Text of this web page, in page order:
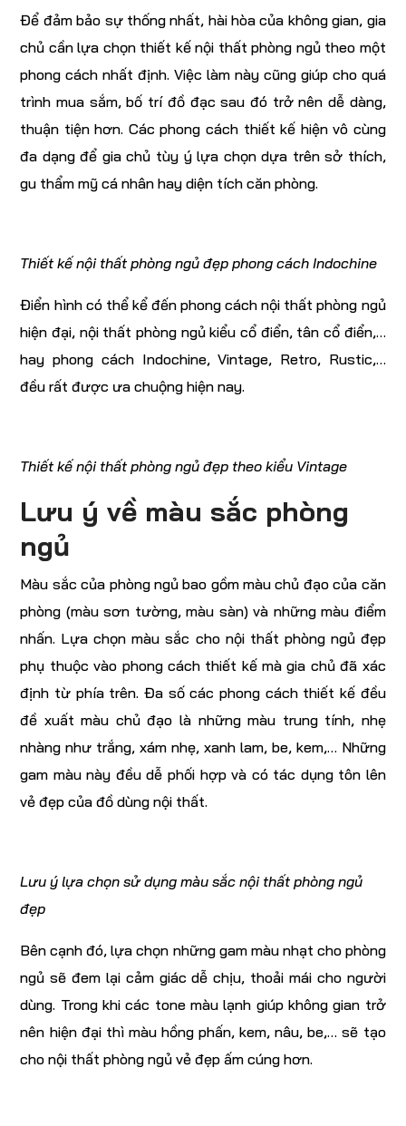
Để đảm bảo sự thống nhất, hài hòa của không gian, gia
chủ cần lựa chọn thiết kế nội thất phòng ngủ theo một
phong cách nhất định. Việc làm này cũng giúp cho quá
trình mua sắm, bố trí đồ đạc sau đó trở nên dễ dàng,
thuận tiện hơn. Các phong cách thiết kế hiện vô cùng
đa dạng để gia chủ tùy ý lựa chọn dựa trên sở thích,
gu thẩm mỹ cá nhân hay diện tích căn phòng.
Thiết kế nội thất phòng ngủ đẹp phong cách Indochine
Điển hình có thể kể đến phong cách nội thất phòng ngủ
hiện đại, nội thất phòng ngủ kiểu cổ điển, tân cổ điển,…
hay phong cách Indochine, Vintage, Retro, Rustic,…
đều rất được ưa chuộng hiện nay.
Thiết kế nội thất phòng ngủ đẹp theo kiểu Vintage
Lưu ý về màu sắc phòng
ngủ
Màu sắc của phòng ngủ bao gồm màu chủ đạo của căn
phòng (màu sơn tường, màu sàn) và những màu điểm
nhấn. Lựa chọn màu sắc cho nội thất phòng ngủ đẹp
phụ thuộc vào phong cách thiết kế mà gia chủ đã xác
định từ phía trên. Đa số các phong cách thiết kế đều
đề xuất màu chủ đạo là những màu trung tính, nhẹ
nhàng như trắng, xám nhẹ, xanh lam, be, kem,… Những
gam màu này đều dễ phối hợp và có tác dụng tôn lên
vẻ đẹp của đồ dùng nội thất.
Lưu ý lựa chọn sử dụng màu sắc nội thất phòng ngủ
đẹp
Bên cạnh đó, lựa chọn những gam màu nhạt cho phòng
ngủ sẽ đem lại cảm giác dễ chịu, thoải mái cho người
dùng. Trong khi các tone màu lạnh giúp không gian trở
nên hiện đại thì màu hồng phấn, kem, nâu, be,… sẽ tạo
cho nội thất phòng ngủ vẻ đẹp ấm cúng hơn.